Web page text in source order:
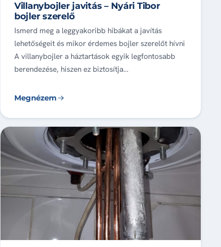
Villanybojler javitás – Nyári Tibor
bojler szerelő
Ismerd meg a leggyakoribb hibákat a javítás
lehetőségeit és mikor érdemes bojler szerelőt hívni
A villanybojler a háztartások egyik legfontosabb
berendezése, hiszen ez biztosítja…
Megnézem